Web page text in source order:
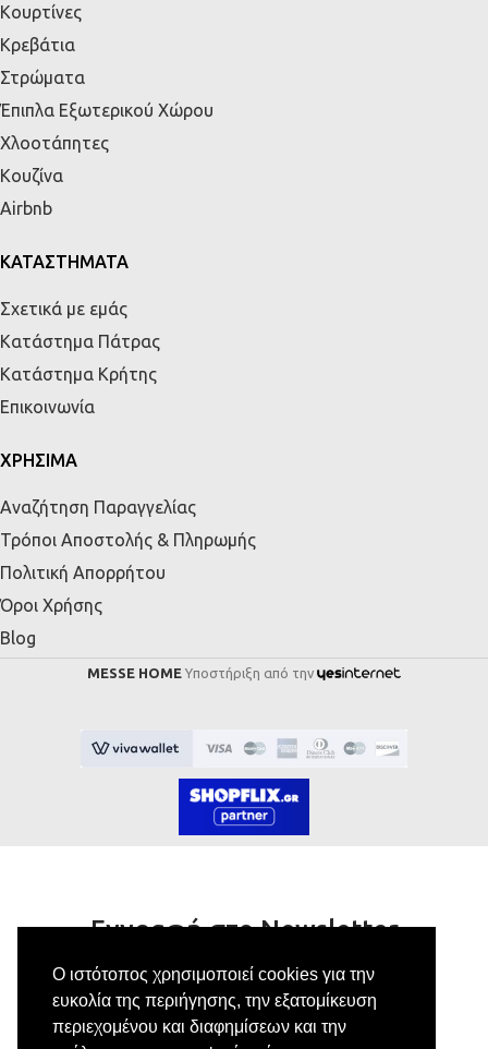
Ο ιστότοπος χρησιμοποιεί cookies για την
ευκολία της περιήγησης, την εξατομίκευση
περιεχομένου και διαφημίσεων και την
Κουρτίνες
Κρεβάτια
Στρώματα
Έπιπλα Εξωτερικού Χώρου
Χλοοτάπητες
Κουζίνα
Airbnb
ΚΑΤΑΣΤΗΜΑΤΑ
Σχετικά με εμάς
Κατάστημα Πάτρας
Κατάστημα Κρήτης
Επικοινωνία
ΧΡΗΣΙΜΑ
Αναζήτηση Παραγγελίας
Τρόποι Αποστολής & Πληρωμής
Πολιτική Απορρήτου
Όροι Χρήσης
Blog
MESSE HOME Υποστήριξη από την
Εγγραφή στο Newsletter
Κάνε εγγραφή στο newsletter μας για να
λαμβάνεις αποκλειστικές προσφορές.